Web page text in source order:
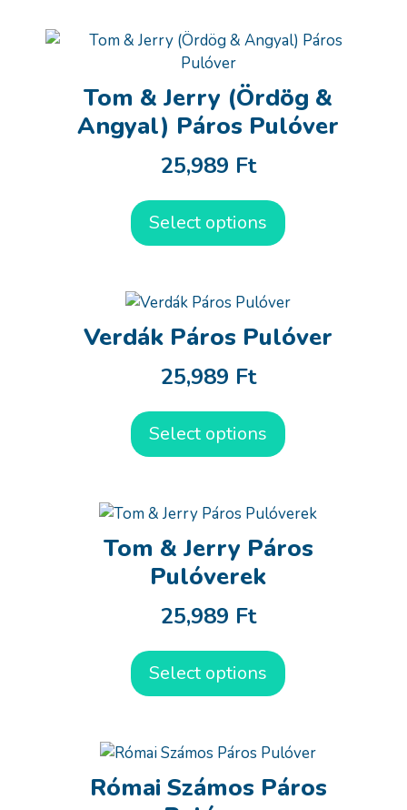
Tom & Jerry (Ördög &
Angyal) Páros Pulóver
25,989 Ft
Select options
Verdák Páros Pulóver
25,989 Ft
Select options
Tom & Jerry Páros
Pulóverek
25,989 Ft
Select options
Római Számos Páros